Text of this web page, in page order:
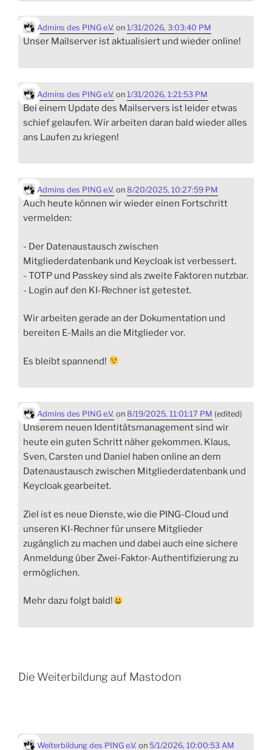
Admins des PING e.V. on 1/31/2026, 3:03:40 PM
Unser Mailserver ist aktualisiert und wieder online!
Admins des PING e.V. on 1/31/2026, 1:21:53 PM
Bei einem Update des Mailservers ist leider etwas
schief gelaufen. Wir arbeiten daran bald wieder alles
ans Laufen zu kriegen!
Admins des PING e.V. on 8/20/2025, 10:27:59 PM
Auch heute können wir wieder einen Fortschritt
vermelden:
- Der Datenaustausch zwischen
Mitgliederdatenbank und Keycloak ist verbessert.
- TOTP und Passkey sind als zweite Faktoren nutzbar.
- Login auf den KI-Rechner ist getestet.
Wir arbeiten gerade an der Dokumentation und
bereiten E-Mails an die Mitglieder vor.
Es bleibt spannend!
Admins des PING e.V. on 8/19/2025, 11:01:17 PM (edited)
Unserem neuen Identitätsmanagement sind wir
heute ein guten Schritt näher gekommen. Klaus,
Sven, Carsten und Daniel haben online an dem
Datenaustausch zwischen Mitgliederdatenbank und
Keycloak gearbeitet.
Ziel ist es neue Dienste, wie die PING-Cloud und
unseren KI-Rechner für unsere Mitglieder
zugänglich zu machen und dabei auch eine sichere
Anmeldung über Zwei-Faktor-Authentifizierung zu
ermöglichen.
Mehr dazu folgt bald!
Die Weiterbildung auf Mastodon
Weiterbildung des PING e.V. on 5/1/2026, 10:00:53 AM